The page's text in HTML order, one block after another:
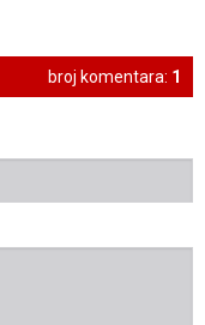
broj komentara: 1